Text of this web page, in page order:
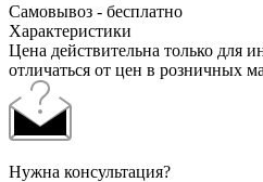
Самовывоз - бесплатно
Характеристики
Цена действительна только для
отличаться от цен в розничных
Нужна консультация?